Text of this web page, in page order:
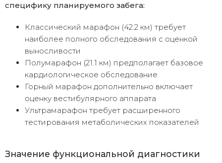
специфику планируемого забега:
Классический марафон (42.2 км) требует
наиболее полного обследования с оценкой
выносливости
Полумарафон (21.1 км) предполагает базовое
кардиологическое обследование
Горный марафон дополнительно включает
оценку вестибулярного аппарата
Ультрамарафон требует расширенного
тестирования метаболических показателей
Значение функциональной диагностики